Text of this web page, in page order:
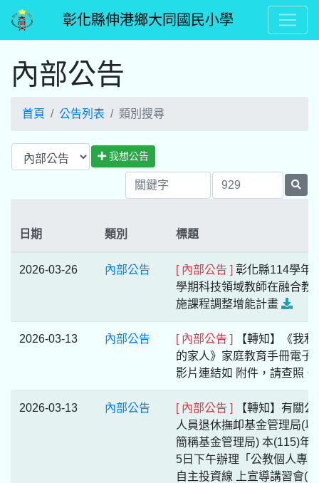
彰化縣伸港鄉大同國民小學
內部公告
首頁 公告列表 類別搜尋
我想公告
日期 類別 標題
2026-03-26 內部公告 [ 內部公告 ] 彰化縣114學年
學期科技領域教師在融合教
施課程調整增能計畫
2026-03-13 內部公告 [ 內部公告 ]
【轉知】《我和
的家人》家庭教育手冊電子
影片連結如 附件，請查照。
2026-03-13 內部公告 [ 內部公告 ]
【轉知】有關公
人員退休撫卹基金管理局(以
簡稱基金管理局) 本(115)年
5日下午辦理「公教個人專
自主投資線 上宣導講習會(